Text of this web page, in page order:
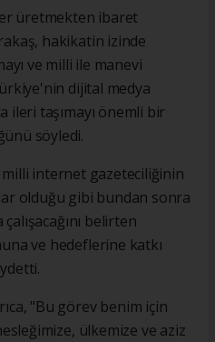
üretmekten ibaret
hakikatin izinde
ve milli ile manevi
dijital medya
ileri taşımayı önemli bir
söyledi.
internet gazeteciliğinin
olduğu gibi bundan sonra
belirten
ve hedeflerine katkı
"Bu görev benim için
ülkemize ve aziz